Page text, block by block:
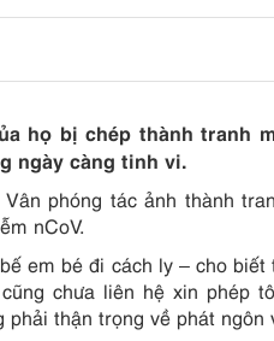
họ bị chép thành tranh
ngày càng tinh vi.
phóng tác ảnh thành
nCoV.
em bé đi cách ly – cho biết
chưa liên hệ xin phép
thận trọng về phát ngôn